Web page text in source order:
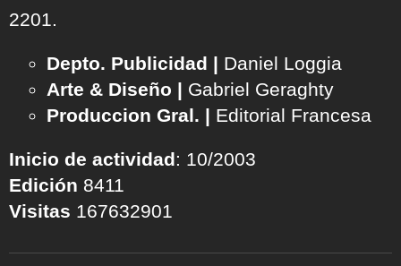
2201.
Depto. Publicidad | Daniel Loggia
Arte & Diseño | Gabriel Geraghty
Produccion Gral. | Editorial Francesa
Inicio de actividad: 10/2003
Edición 8411
Visitas 167632901